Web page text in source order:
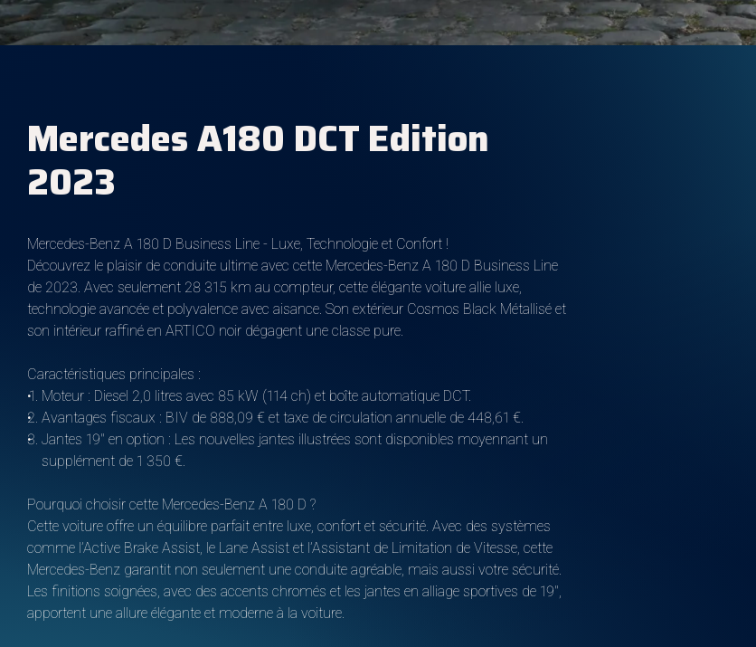
Mercedes A180 DCT Edition
2023
Mercedes-Benz A 180 D Business Line - Luxe, Technologie et Confort !
Découvrez le plaisir de conduite ultime avec cette Mercedes-Benz A 180 D Business Line
de 2023. Avec seulement 28 315 km au compteur, cette élégante voiture allie luxe,
technologie avancée et polyvalence avec aisance. Son extérieur Cosmos Black Métallisé et
son intérieur raffiné en ARTICO noir dégagent une classe pure.
Caractéristiques principales :
Moteur : Diesel 2,0 litres avec 85 kW (114 ch) et boîte automatique DCT.
Avantages fiscaux : BIV de 888,09 € et taxe de circulation annuelle de 448,61 €.
Jantes 19" en option : Les nouvelles jantes illustrées sont disponibles moyennant un
supplément de 1 350 €.
Pourquoi choisir cette Mercedes-Benz A 180 D ?
Cette voiture offre un équilibre parfait entre luxe, confort et sécurité. Avec des systèmes
comme l’Active Brake Assist, le Lane Assist et l’Assistant de Limitation de Vitesse, cette
Mercedes-Benz garantit non seulement une conduite agréable, mais aussi votre sécurité.
Les finitions soignées, avec des accents chromés et les jantes en alliage sportives de 19",
apportent une allure élégante et moderne à la voiture.